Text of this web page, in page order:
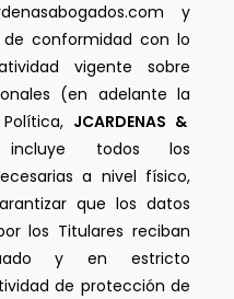
y
de conformidad con lo
vigente sobre
(en adelante la
JCARDENAS &
todos los
a nivel físico,
que los datos
los Titulares reciban
y en estricto
de protección de